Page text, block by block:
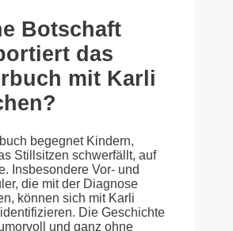
Botschaft
das
mit Karli
begegnet Kindern,
Stillsitzen schwerfällt, auf
Insbesondere Vor- und
die mit der Diagnose
können sich mit Karli
Die Geschichte
und ganz ohne